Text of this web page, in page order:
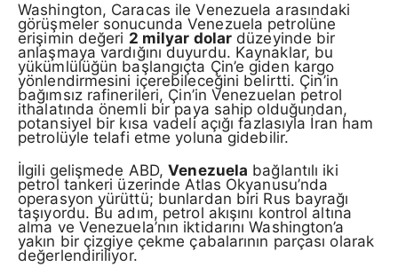
Washington, Caracas ile Venezuela arasındaki
görüşmeler sonucunda Venezuela petrolüne
erişimin değeri 2 milyar dolar düzeyinde bir
anlaşmaya vardığını duyurdu. Kaynaklar, bu
yükümlülüğün başlangıçta Çin’e giden kargo
yönlendirmesini içerebileceğini belirtti. Çin’in
bağımsız rafinerileri, Çin’in Venezuelan petrol
ithalatında önemli bir paya sahip olduğundan,
potansiyel bir kısa vadeli açığı fazlasıyla İran ham
petrolüyle telafi etme yoluna gidebilir.
İlgili gelişmede ABD,Venezuela bağlantılı iki
petrol tankeri üzerinde Atlas Okyanusu’nda
operasyon yürüttü; bunlardan biri Rus bayrağı
taşıyordu. Bu adım, petrol akışını kontrol altına
alma ve Venezuela’nın iktidarını Washington’a
yakın bir çizgiye çekme çabalarının parçası olarak
değerlendiriliyor.